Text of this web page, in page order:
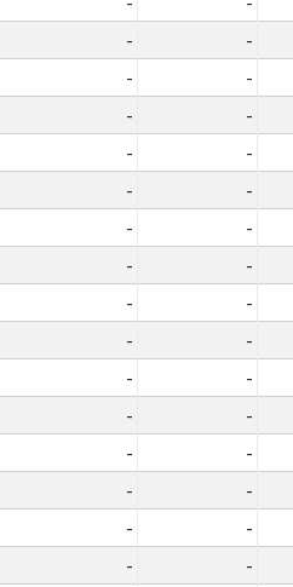
- -
- -
- -
- -
- -
- -
- -
- -
- -
- -
- -
- -
- -
- -
- -